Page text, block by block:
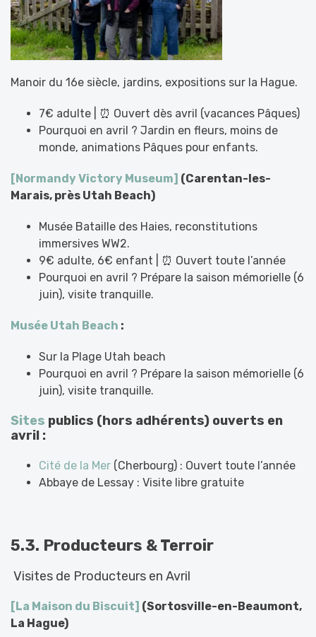
Manoir du 16e siècle, jardins, expositions sur la Hague.
7€ adulte | ⏰ Ouvert dès avril (vacances Pâques)
Pourquoi en avril ? Jardin en fleurs, moins de
monde, animations Pâques pour enfants.
[Normandy Victory Museum] (Carentan-les-
Marais, près Utah Beach)
Musée Bataille des Haies, reconstitutions
immersives WW2.
9€ adulte, 6€ enfant | ⏰ Ouvert toute l’année
Pourquoi en avril ? Prépare la saison mémorielle (6
juin), visite tranquille.
Musée Utah Beach :
Sur la Plage Utah beach
Pourquoi en avril ? Prépare la saison mémorielle (6
juin), visite tranquille.
Sites publics (hors adhérents) ouverts en
avril :
Cité de la Mer (Cherbourg) : Ouvert toute l’année
Abbaye de Lessay : Visite libre gratuite
5.3. Producteurs & Terroir
Visites de Producteurs en Avril
[La Maison du Biscuit] (Sortosville-en-Beaumont,
La Hague)